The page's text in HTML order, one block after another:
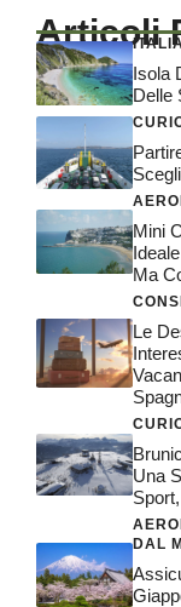
Articoli
Isola
Delle
Mini
Ma
Le
Una
DAL